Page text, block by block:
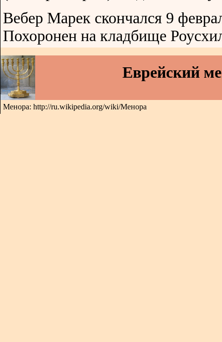
Вебер Марек скончался 9
Похоронен на кладбище
Еврейский
Менора: http://ru.wikipedia.org/wiki/Менора